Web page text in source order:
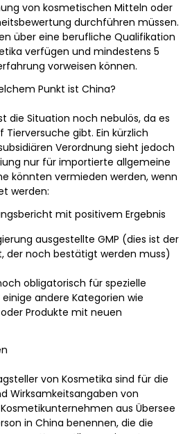
von kosmetischen Mitteln oder
durchführen müssen.
über eine berufliche Qualifikation
verfügen und mindestens 5
vorweisen können.
Punkt ist China?
die Situation noch nebulös, da es
Tierversuche gibt. Ein kürzlich
Verordnung sieht jedoch
nur für importierte allgemeine
könnten vermieden werden, wenn
werden:
mit positivem Ergebnis
ausgestellte GMP (dies ist der
der noch bestätigt werden muss)
obligatorisch für spezielle
andere Kategorien wie
Produkte mit neuen
von Kosmetika sind für die
Wirksamkeitsangaben von
aus Übersee
in China benennen, die die